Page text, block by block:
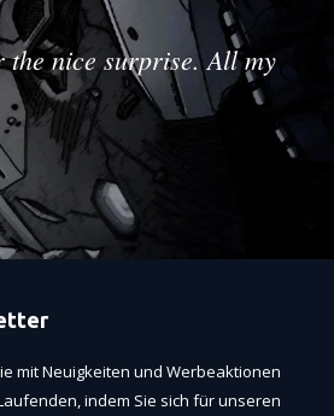
nice surprise. All my
mit Neuigkeiten und Werbeaktionen
indem Sie sich für unseren